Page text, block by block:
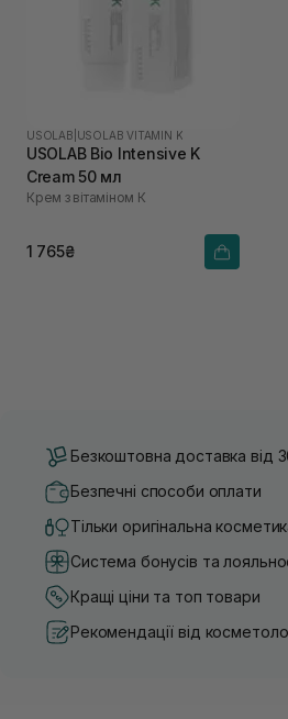
USOLAB USOLAB VITAMIN K
USOLAB Bio Intensive K
Cream 50 мл
Крем з вітаміном К
1 765₴
Безкоштовна доставка від
Безпечні способи оплати
Тільки оригінальна
Система бонусів та
Кращі ціни та топ товари
Рекомендації від